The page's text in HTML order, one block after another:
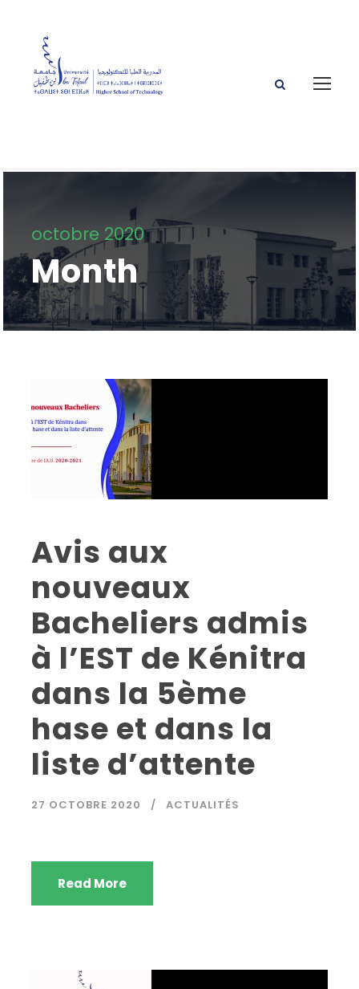
octobre 2020
Month
Avis aux
nouveaux
Bacheliers admis
à l’EST de Kénitra
dans la 5ème
hase et dans la
liste d’attente
27 OCTOBRE 2020 ACTUALITÉS
Read More